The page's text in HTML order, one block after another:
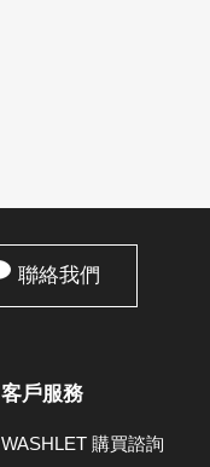
聯絡我們
客戶服務
WASHLET 購買諮詢